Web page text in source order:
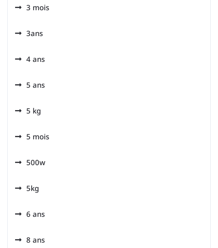
3 mois
3ans
4 ans
5 ans
5 kg
5 mois
500w
5kg
6 ans
8 ans